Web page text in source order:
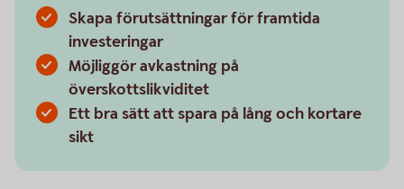
Skapa förutsättningar för framtida
investeringar
Möjliggör avkastning på
överskottslikviditet
Ett bra sätt att spara på lång och kortare
sikt